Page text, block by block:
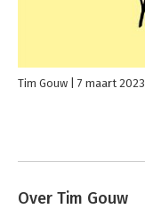
Tim Gouw 7 maart 2023
Over Tim Gouw